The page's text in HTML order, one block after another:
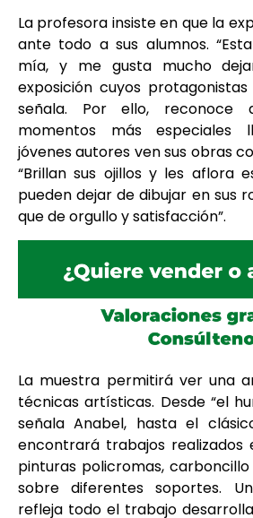
La profesora insiste en que la
ante todo a sus alumnos.
mía, y me gusta mucho
exposición cuyos protagonistas
señala. Por ello,
momentos más especiales
jóvenes autores ven sus obras
“Brillan sus ojillos y les aflora
pueden dejar de dibujar en sus
que de orgullo y satisfacción”.
La muestra permitirá ver una
técnicas artísticas. Desde “el
señala Anabel, hasta el
encontrará trabajos realizados
pinturas policromas,
sobre diferentes soportes.
refleja todo el trabajo